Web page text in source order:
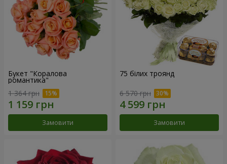
Букет "Коралова
романтика"
1 364 грн
Замовити
75 білих троянд
6 570 грн
Замовити